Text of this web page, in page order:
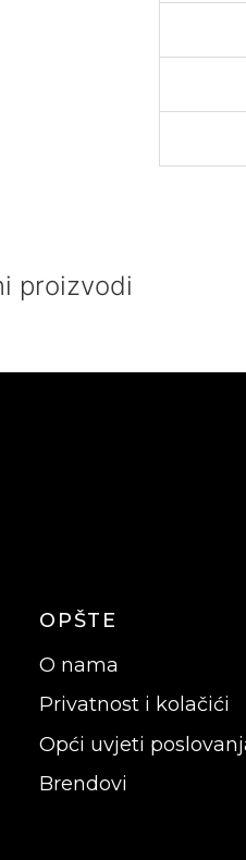
proizvodi
OPŠTE
O nama
Privatnost i kolačići
Opći uvjeti
Brendovi